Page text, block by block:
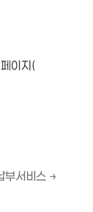
이지(
부서비스 →